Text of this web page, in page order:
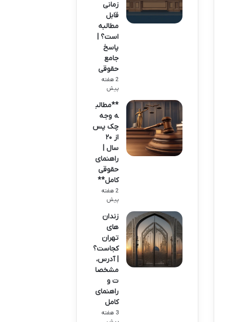
زمانی
قابل
مطالبه
است؟ |
پاسخ
جامع
حقوقی
2 هفته
پیش
**مطالب
ه وجه
چک پس
از ۲۰
سال |
راهنمای
حقوقی
کامل**
2 هفته
پیش
زندان
های
تهران
کجاست؟
| آدرس،
مشخصا
ت و
راهنمای
کامل
3 هفته